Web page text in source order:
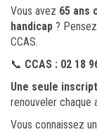
Vous avez 65 ans
handicap ?
CCAS.
📞 CCAS : 02 18
Une seule
renouveler chaque
Vous connaissez